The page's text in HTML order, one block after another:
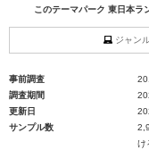
このテーマパーク 東日本ラ
ジャン
事前調査
調査期間
更新日
サンプル数
け